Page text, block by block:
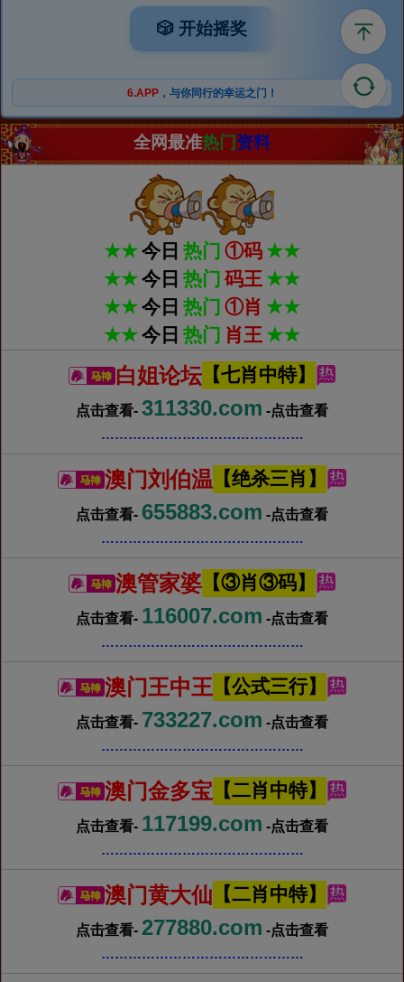
🎲 开始摇奖
6.APP，与你同行的幸运之门！
全网最准热门资料
★★今日 热门 ①码 ★★
★★今日 热门 码王 ★★
★★今日 热门 ①肖 ★★
★★今日 热门 肖王 ★★
白姐论坛【七肖中特】
点击查看- 311330.com -点击查看
………………………………………
澳门刘伯温 【绝杀三肖】
点击查看- 655883.com -点击查看
………………………………………
澳管家婆【③肖③码】
点击查看- 116007.com -点击查看
………………………………………
澳门王中王 【公式三行】
点击查看- 733227.com -点击查看
………………………………………
澳门金多宝 【二肖中特】
点击查看- 117199.com -点击查看
………………………………………
澳门黄大仙 【二肖中特】
点击查看- 277880.com -点击查看
………………………………………